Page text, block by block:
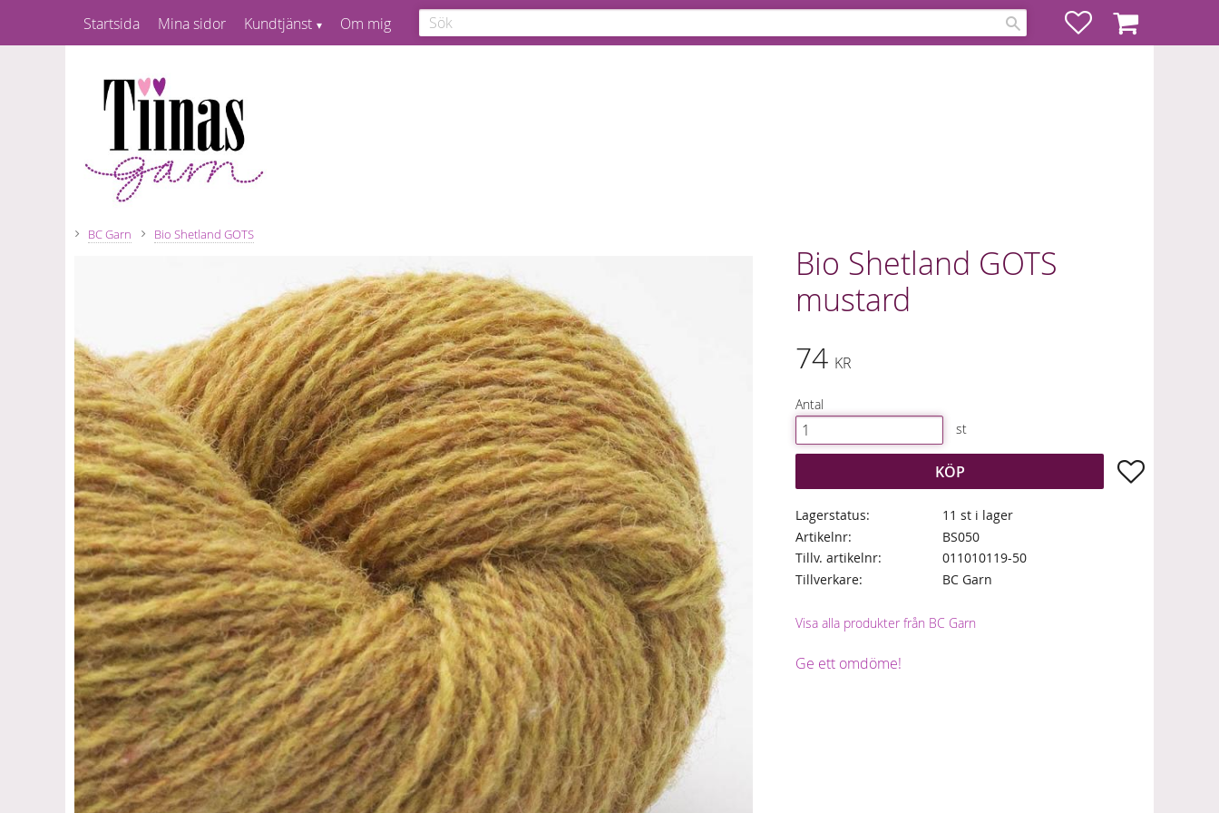
FavoriterKundvagn
Startsida Mina sidor Kundtjänst Om mig
BC Garn Bio Shetland GOTS
Bio Shetland GOTS
mustard
74 KR
Antal
st
KÖP Lägg till i
Lagerstatus
11 st i lager
Artikelnr
BS050
Tillv. artikelnr
011010119-50
Tillverkare
BC Garn
Visa alla produkter från BC Garn
Ge ett omdöme!